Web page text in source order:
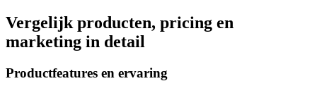
Vergelijk producten, pricing en
marketing in detail
Productfeatures en ervaring